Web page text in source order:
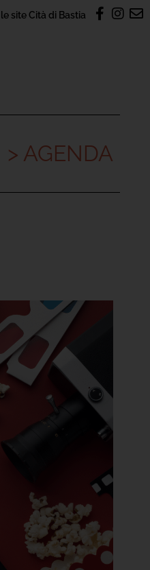
site Cità di Bastia
> AGENDA